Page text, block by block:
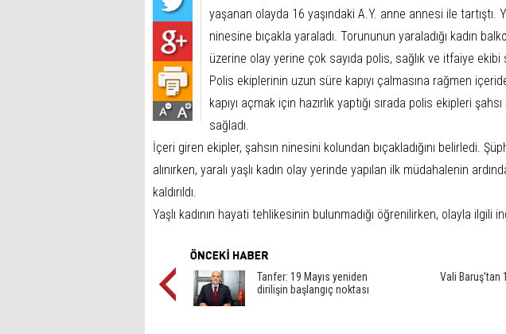
yaşanan olayda 16 yaşındaki A.Y. anne annesi ile tartıştı.
ninesine bıçakla yaraladı. Torununun yaraladığı kadın
üzerine olay yerine çok sayıda polis, sağlık ve itfaiye ekibi
Polis ekiplerinin uzun süre kapıyı çalmasına rağmen
kapıyı açmak için hazırlık yaptığı sırada polis ekipleri şahsı
sağladı.
İçeri giren ekipler, şahsın ninesini kolundan bıçakladığını belirledi.
alınırken, yaralı yaşlı kadın olay yerinde yapılan ilk müdahalenin
kaldırıldı.
Yaşlı kadının hayati tehlikesinin bulunmadığı öğrenilirken, olayla ilgili
Tanfer: 19 Mayıs yeniden
dirilişin başlangıç noktası
Vali Baruş’tan